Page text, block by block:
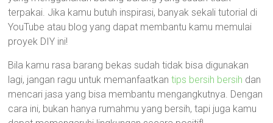
terpakai. Jika kamu butuh inspirasi, banyak sekali tutorial di
YouTube atau blog yang dapat membantu kamu memulai
proyek DIY ini!
Bila kamu rasa barang bekas sudah tidak bisa digunakan
lagi, jangan ragu untuk memanfaatkantips bersih bersih dan
mencari jasa yang bisa membantu mengangkutnya. Dengan
cara ini, bukan hanya rumahmu yang bersih, tapi juga kamu